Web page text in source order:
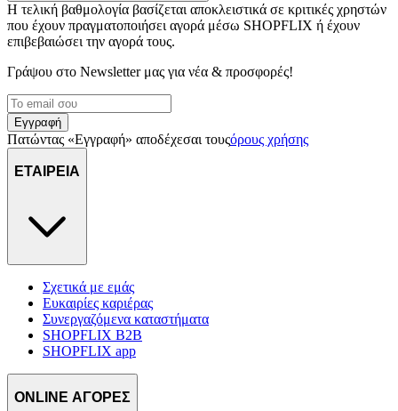
Η τελική βαθμολογία βασίζεται αποκλειστικά σε κριτικές χρηστών
που έχουν πραγματοποιήσει αγορά μέσω SHOPFLIX ή έχουν
επιβεβαιώσει την αγορά τους.
Γράψου στο Νewsletter μας για νέα & προσφορές!
Εγγραφή
Πατώντας «Εγγραφή» αποδέχεσαι τουςόρους χρήσης
ΕΤΑΙΡΕΙΑ
Σχετικά με εμάς
Ευκαιρίες καριέρας
Συνεργαζόμενα καταστήματα
SHOPFLIX B2B
SHOPFLIX app
ONLINE ΑΓΟΡΕΣ